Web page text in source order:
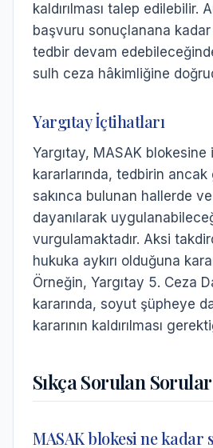
kaldırılması talep edilebilir.
başvuru sonuçlanana
tedbir devam
sulh ceza hâkimliğine
Yargıtay İçtihatları
Yargıtay, MASAK blokesine
kararlarında, tedbirin
sakınca bulunan hallerde
dayanılarak
vurgulamaktadır. Aksi
hukuka aykırı olduğuna
Örneğin, Yargıtay 5. Ceza
kararında, soyut şüpheye
kararının kaldırılması
Sıkça Sorulan Sorular
MASAK blokesi ne kadar